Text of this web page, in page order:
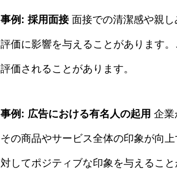
事例: 採用面接面接での清潔感や親し
評価に影響を与えることがあります
評価されることがあります。
事例: 広告における有名人の起用 企業
その商品やサービス全体の印象が向
対してポジティブな印象を与えること